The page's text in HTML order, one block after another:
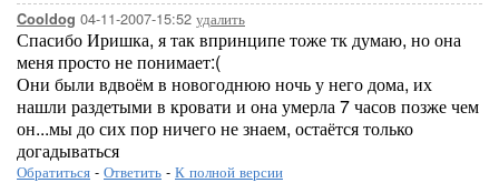
Cooldog 04-11-2007-15:52 удалить
Спасибо Иришка, я так впринципе тоже тк думаю, но она
меня просто не понимает:(
Они были вдвоём в новогоднюю ночь у него дома, их
нашли раздетыми в кровати и она умерла 7 часов позже чем
он...мы до сих пор ничего не знаем, остаётся только
догадываться
Обратиться - Ответить - К полной версии